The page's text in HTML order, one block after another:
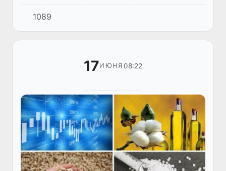
АО «Узбекской республиканской товарно-
сырьевой биржи» было заключено 50 857
сделок, что на 0,8%...
1089
17ИЮНЯ 08:22